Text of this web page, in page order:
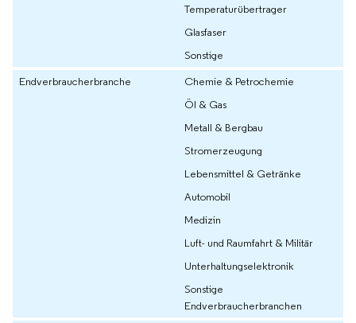
Temperaturübertrager
Glasfaser
Sonstige
Endverbraucherbranche
Chemie & Petrochemie
Öl & Gas
Metall & Bergbau
Stromerzeugung
Lebensmittel & Getränke
Automobil
Medizin
Luft- und Raumfahrt & Militär
Unterhaltungselektronik
Sonstige
Endverbraucherbranchen